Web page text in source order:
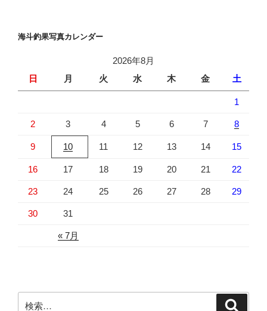
海斗釣果写真カレンダー
2026年8月
日
月 火 水 木 金 土
« 7月
1
2 3 4 5 6 7 8
9 10 11 12 13 14 15
16 17 18 19 20 21 22
23 24 25 26 27 28 29
30 31